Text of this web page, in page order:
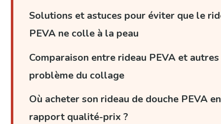
Solutions et astuces pour éviter que le
PEVA ne colle à la peau
Comparaison entre rideau PEVA et
problème du collage
Où acheter son rideau de douche PEVA
rapport qualité-prix ?